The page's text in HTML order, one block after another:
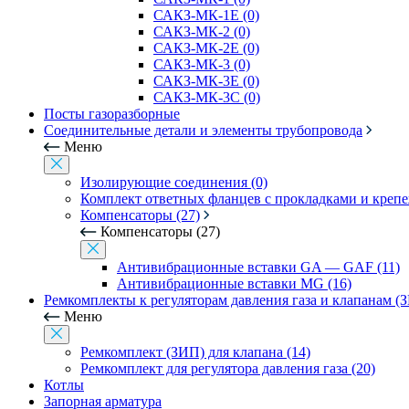
САКЗ-МК-1Е (0)
САКЗ-МК-2 (0)
САКЗ-МК-2Е (0)
САКЗ-МК-3 (0)
САКЗ-МК-3Е (0)
САКЗ-МК-3С (0)
Посты газоразборные
Соединительные детали и элементы трубопровода
Меню
Изолирующие соединения (0)
Комплект ответных фланцев с прокладками и
Компенсаторы (27)
Компенсаторы (27)
Антивибрационные вставки GA — GAF (11)
Антивибрационные вставки MG (16)
Ремкомплекты к регуляторам давления газа и клапанам
Меню
Ремкомплект (ЗИП) для клапана (14)
Ремкомплект для регулятора давления газа (20)
Котлы
Запорная арматура